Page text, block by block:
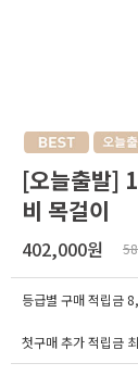
[오늘출발]
비 목걸이
402,000원
등급별 구매 적립금
첫구매 추가 적립금